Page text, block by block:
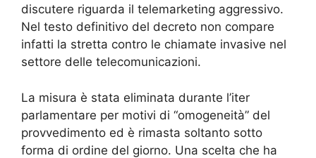
discutere riguarda il telemarketing aggressivo.
Nel testo definitivo del decreto non compare
infatti la stretta contro le chiamate invasive nel
settore delle telecomunicazioni.
La misura è stata eliminata durante l’iter
parlamentare per motivi di “omogeneità” del
provvedimento ed è rimasta soltanto sotto
forma di ordine del giorno. Una scelta che ha